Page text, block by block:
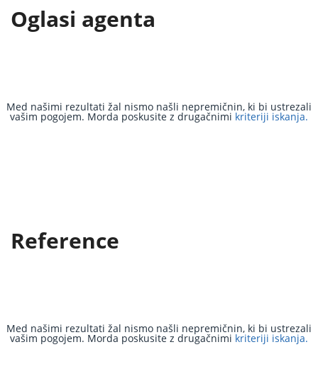
Oglasi agenta
Med našimi rezultati žal nismo našli nepremičnin, ki bi ustrezali
vašim pogojem. Morda poskusite z drugačnimi kriteriji iskanja.
Reference
Med našimi rezultati žal nismo našli nepremičnin, ki bi ustrezali
vašim pogojem. Morda poskusite z drugačnimi kriteriji iskanja.